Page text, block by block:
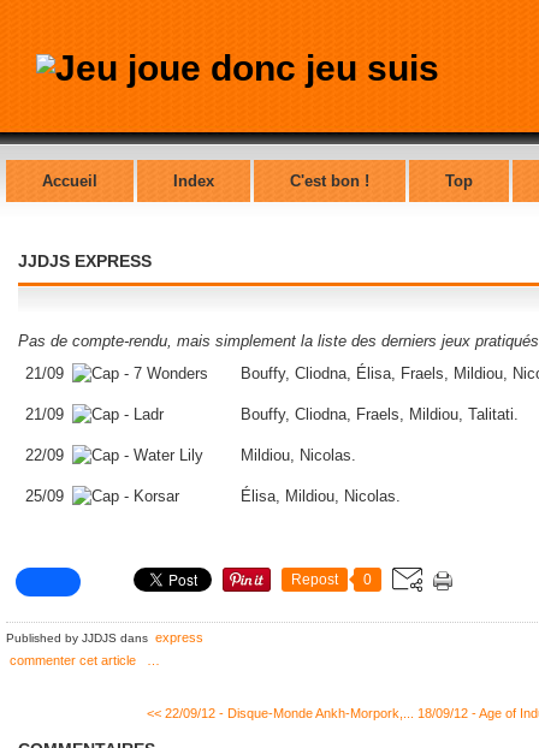
Accueil Index C'est bon ! Top
JJDJS EXPRESS
Pas de compte-rendu, mais simplement la liste des derniers jeux
21/09
Bouffy, Cliodna, Élisa, Fraels, Mildiou,
21/09 Bouffy, Cliodna, Fraels, Mildiou, Talitati.
22/09 Mildiou, Nicolas.
25/09 Élisa, Mildiou, Nicolas.
Repost 0
Published by JJDJS dans express
commenter cet article
<< 22/09/12 - Disque-Monde Ankh-Morpork,... 18/09/12 - Age of